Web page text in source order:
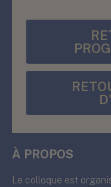
À PROPOS
Le colloque est